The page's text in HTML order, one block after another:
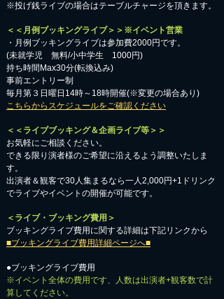
※投げ銭ライブの場合はテーブルチャージを頂きます。
＜＜月例ブッキングライブ＞＞※イベント営業
・月例ブッキングライブは参加費2000円です。
​(未就学児 無料/小中学生 1000円)
持ち時間Max30分(転換込み)
事前エントリー制
毎月第３日曜日14時～18時開催(※変更の場合あり)
こちらからスケジュールをご確認ください
＜＜ライブブッキング＆企画ライブ等＞＞
お気軽にご相談ください。​
​できる限り演者様のご希望に沿えるよう調整いたしま
す。
出演者＆観客で30人集まるなら一人2,000円+1ドリンク
でライブやイベントの開催が可能です。
＜ライブ・ブッキング費用＞
ブッキングライブ費用に関する詳細は下記リンクから
■ブッキングライブ費用詳細ページへ■
●ブッキングライブ費用
※イベント全体の費用です、人数は出演者+観客数で計
算してください。